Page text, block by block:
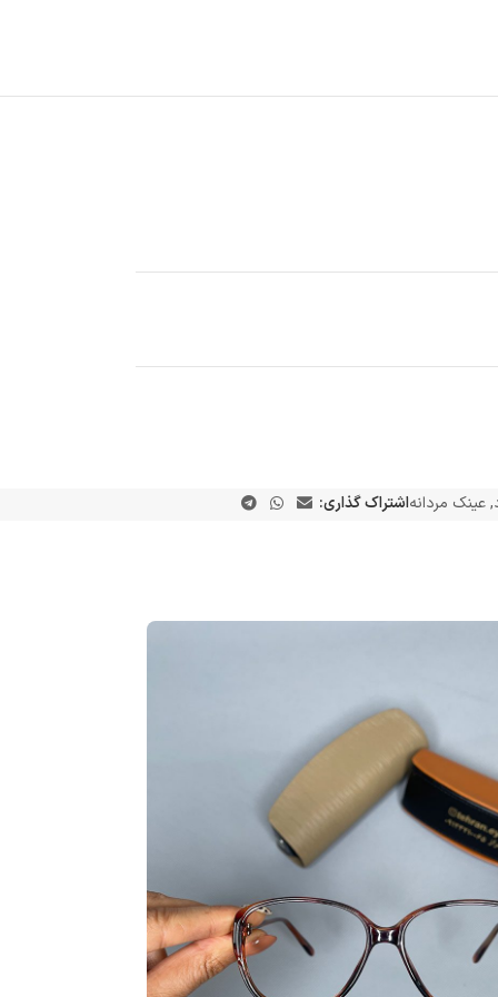
,عینک مردانهاشتراک گذاری: